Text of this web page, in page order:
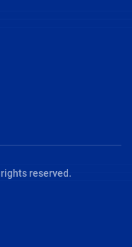
reserved.